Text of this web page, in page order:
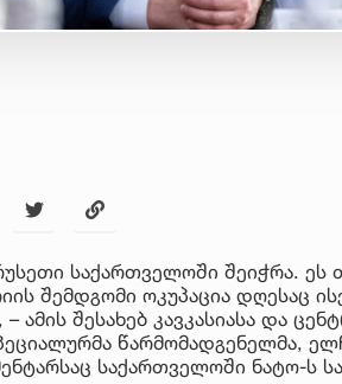
საქართველოში შეიჭრა. ეს
შემდგომი ოკუპაცია დღესაც
ამის შესახებ კავკასიასა და
წარმომადგენელმა,
საქართველოში ნატო-ს